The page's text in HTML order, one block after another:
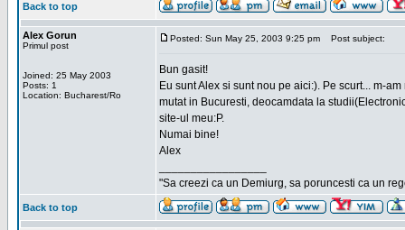
Back to top
Alex Gorun
Primul post
Joined: 25 May 2003
Posts: 1
Location: Bucharest/Ro
Posted: Sun May 25, 2003 9:25 pm Post subject:
Bun gasit!
Eu sunt Alex si sunt nou pe aici:). Pe scurt... m-
mutat in Bucuresti, deocamdata la
site-ul meu:P.
Numai bine!
Alex
"Sa creezi ca un Demiurg, sa poruncesti ca un
Back to top